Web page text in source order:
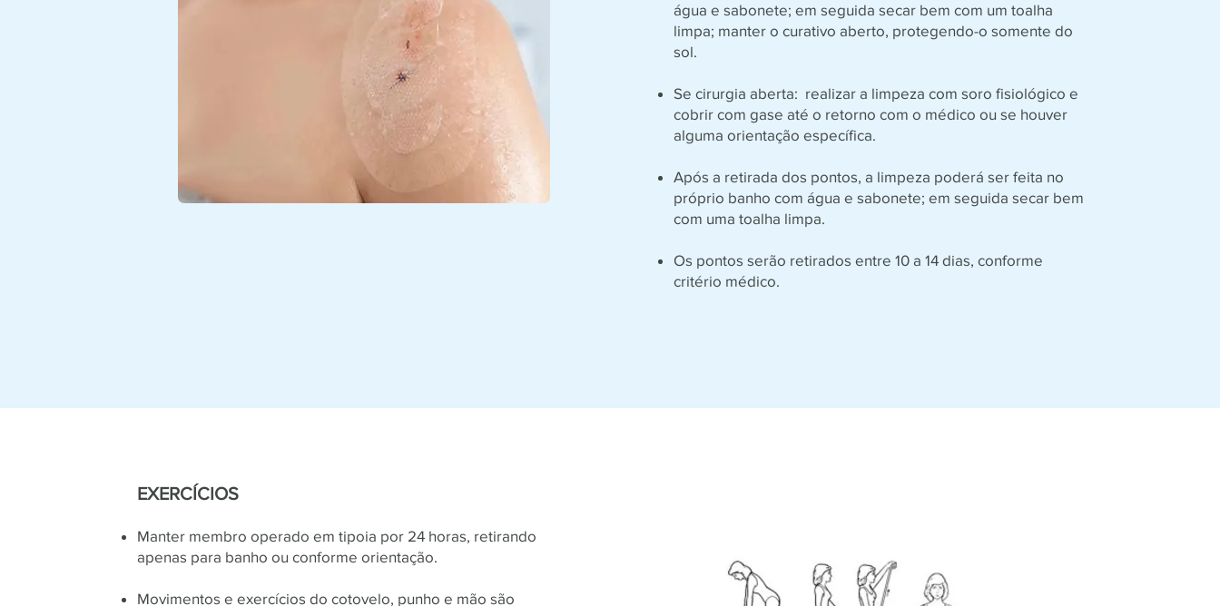
água e sabonete; em seguida secar bem com um toalha
limpa; manter o curativo aberto, protegendo-o somente do
sol.
Se cirurgia aberta: realizar a limpeza com soro fisiológico e
cobrir com gase até o retorno com o médico ou se houver
alguma orientação específica.
Após a retirada dos pontos, a limpeza poderá ser feita no
próprio banho com água e sabonete; em seguida secar bem
com uma toalha limpa.
Os pontos serão retirados entre 10 a 14 dias, conforme
critério médico.
EXERCÍCIOS
Manter membro operado em tipoia por 24 horas, retirando
apenas para banho ou conforme orientação.
Movimentos e exercícios do cotovelo, punho e mão são